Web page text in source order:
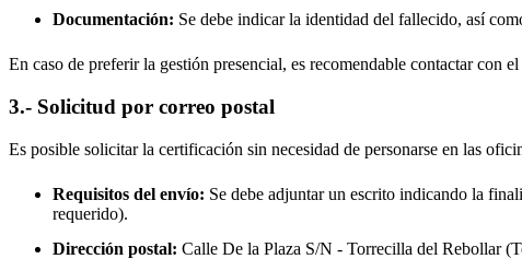
Documentación: Se debe indicar la identidad del fallecido, así
En caso de preferir la gestión presencial, es recomendable contactar
3.- Solicitud por correo postal
Es posible solicitar la certificación sin necesidad de personarse en las
Requisitos del envío: Se debe adjuntar un escrito indicando la
requerido).
Dirección postal: Calle De la Plaza S/N - Torrecilla del Rebollar